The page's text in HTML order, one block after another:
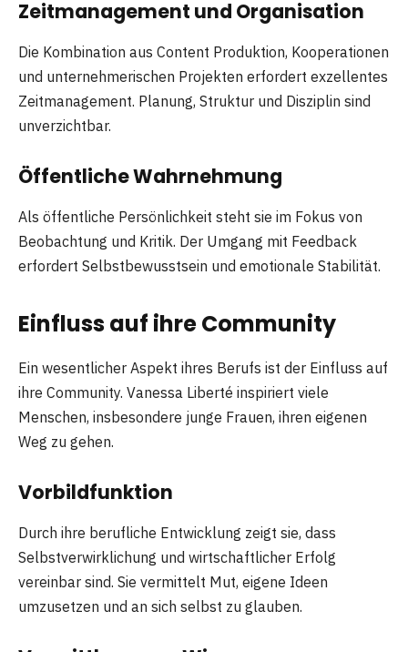
Zeitmanagement und Organisation
Die Kombination aus Content Produktion, Kooperationen
und unternehmerischen Projekten erfordert exzellentes
Zeitmanagement. Planung, Struktur und Disziplin sind
unverzichtbar.
Öffentliche Wahrnehmung
Als öffentliche Persönlichkeit steht sie im Fokus von
Beobachtung und Kritik. Der Umgang mit Feedback
erfordert Selbstbewusstsein und emotionale Stabilität.
Einfluss auf ihre Community
Ein wesentlicher Aspekt ihres Berufs ist der Einfluss auf
ihre Community. Vanessa Liberté inspiriert viele
Menschen, insbesondere junge Frauen, ihren eigenen
Weg zu gehen.
Vorbildfunktion
Durch ihre berufliche Entwicklung zeigt sie, dass
Selbstverwirklichung und wirtschaftlicher Erfolg
vereinbar sind. Sie vermittelt Mut, eigene Ideen
umzusetzen und an sich selbst zu glauben.